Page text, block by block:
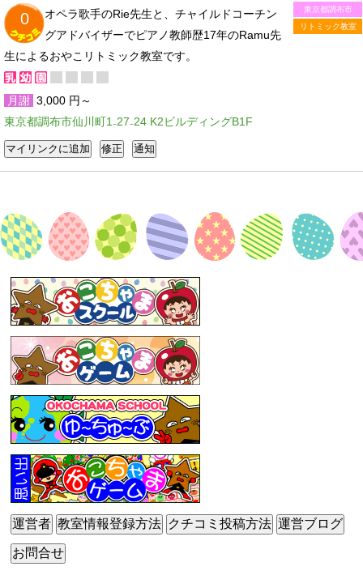
東京都調布市
リトミック教室
0
オペラ歌手のRie先生と、チャイルドコーチン
グアドバイザーでピアノ教師歴17年のRamu先
生によるおやこリトミック教室です。
月謝 3,000 円～
東京都調布市仙川町1₋27₋24 K2ビルディングB1F